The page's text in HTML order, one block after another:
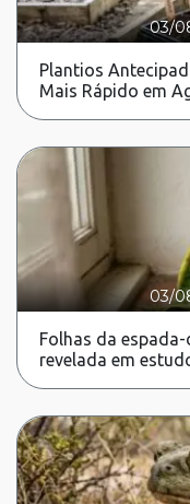
03/
Plantios
Mais Rápido em
03/
Folhas da
revelada em